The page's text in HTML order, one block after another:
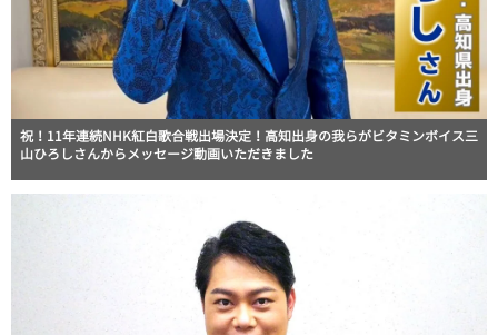
祝！11年連続NHK紅白歌合戦出場決定！高知出身の我らがビタミンボイス三
山ひろしさんからメッセージ動画いただきました